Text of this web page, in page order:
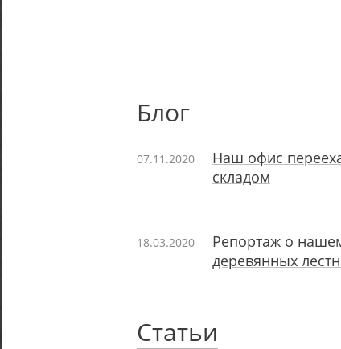
Блог
07.11.2020
Наш офис
складом
18.03.2020
Репортаж о
деревянных
Статьи